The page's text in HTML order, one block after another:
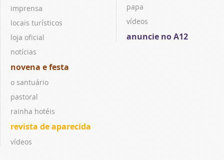
imprensa
locais turísticos
loja oficial
notícias
novena e festa
o santuário
pastoral
rainha hotéis
revista de aparecida
vídeos
papa
vídeos
anuncie no A12